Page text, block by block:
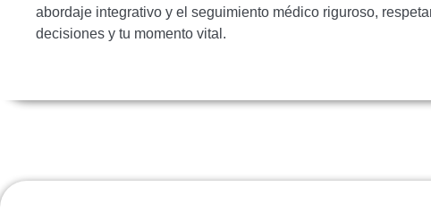
abordaje integrativo y el seguimiento médico riguroso,
decisiones y tu momento vital.